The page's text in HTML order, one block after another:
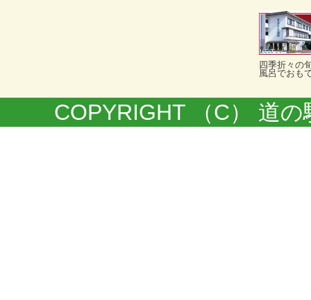
四季折々の
風呂でおも
COPYRIGHT （C） 道